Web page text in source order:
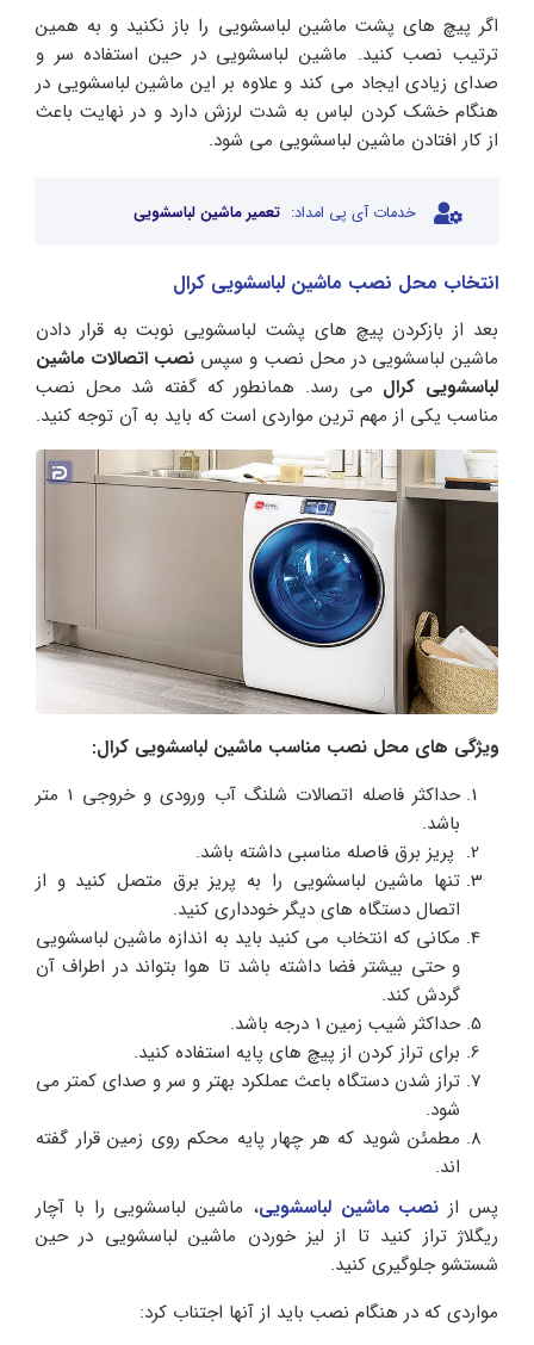
اگر پیچ های پشت ماشین لباسشویی را باز نکنید و به همین
ترتیب نصب کنید. ماشین لباسشویی در حین استفاده سر و
صدای زیادی ایجاد می کند و علاوه بر این ماشین لباسشویی در
هنگام خشک کردن لباس به شدت لرزش دارد و در نهایت باعث
از کار افتادن ماشین لباسشویی می شود.
خدمات آی پی امداد: تعمیر ماشین لباسشویی
انتخاب محل نصب ماشین لباسشویی کرال
بعد از بازکردن پیچ های پشت لباسشویی نوبت به قرار دادن
ماشین لباسشویی در محل نصب و سپس نصب اتصالات ماشین
لباسشویی کرال می رسد. همانطور که گفته شد محل نصب
مناسب یکی از مهم ترین مواردی است که باید به آن توجه کنید.
ویژگی های محل نصب مناسب ماشین لباسشویی کرال:
حداکثر فاصله اتصالات شلنگ آب ورودی و خروجی 1 متر
باشد.
پریز برق فاصله مناسبی داشته باشد.
تنها ماشین لباسشویی را به پریز برق متصل کنید و از
اتصال دستگاه های دیگر خودداری کنید.
مکانی که انتخاب می کنید باید به اندازه ماشین لباسشویی
و حتی بیشتر فضا داشته باشد تا هوا بتواند در اطراف آن
گردش کند.
حداکثر شیب زمین 1 درجه باشد.
برای تراز کردن از پیچ های پایه استفاده کنید.
تراز شدن دستگاه باعث عملکرد بهتر و سر و صدای کمتر می
شود.
مطمئن شوید که هر چهار پایه محکم روی زمین قرار گفته
اند.
پس از نصب ماشین لباسشویی، ماشین لباسشویی را با آچار
ریگلاژ تراز کنید تا از لیز خوردن ماشین لباسشویی در حین
شستشو جلوگیری کنید.
مواردی که در هنگام نصب باید از آنها اجتناب کرد: